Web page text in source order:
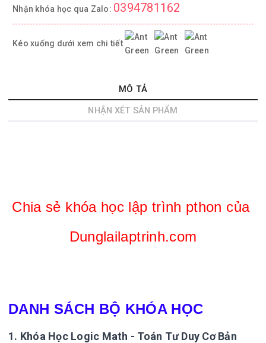
Nhận khóa học qua Zalo: 0394781162
Kéo xuống dưới xem chi tiết
MÔ TẢ
NHẬN XÉT SẢN PHẨM
Chia sẻ khóa học lập trình pthon của
Dunglailaptrinh.com
DANH SÁCH BỘ KHÓA HỌC
1. Khóa Học Logic Math - Toán Tư Duy Cơ Bản